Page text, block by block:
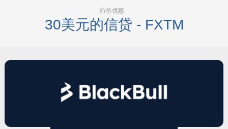
特价优惠
30美元的信贷 - FXTM